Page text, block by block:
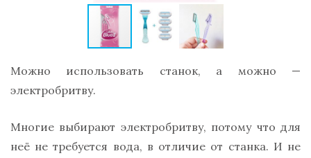
Можно использовать станок, а можно —
электробритву.
Многие выбирают электробритву, потому что для
неё не требуется вода, в отличие от станка. И не